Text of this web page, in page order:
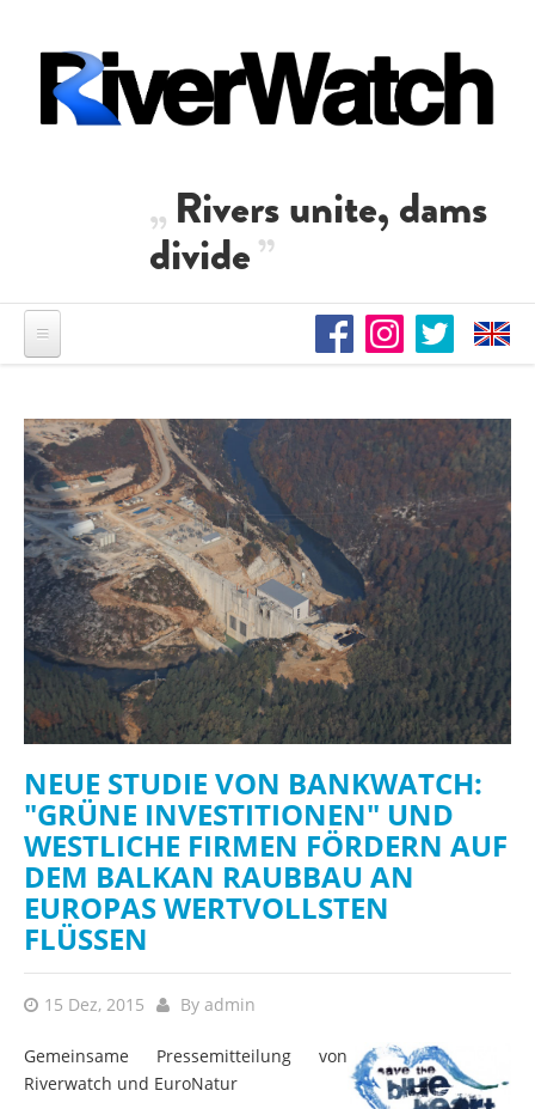
Rivers unite, dams
divide
NEUE STUDIE VON BANKWATCH:
"GRÜNE INVESTITIONEN" UND
WESTLICHE FIRMEN FÖRDERN AUF
DEM BALKAN RAUBBAU AN
EUROPAS WERTVOLLSTEN
FLÜSSEN
15 Dez, 2015 By admin
Gemeinsame Pressemitteilung von
Riverwatch und EuroNatur